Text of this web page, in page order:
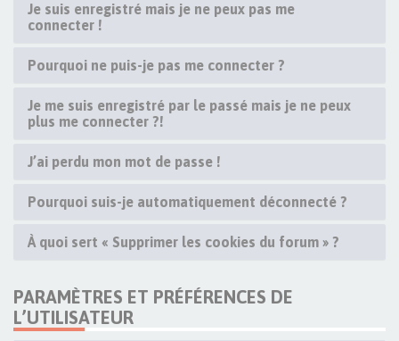
Je suis enregistré mais je ne peux pas me
connecter !
Pourquoi ne puis-je pas me connecter ?
Je me suis enregistré par le passé mais je ne peux
plus me connecter ?!
J’ai perdu mon mot de passe !
Pourquoi suis-je automatiquement déconnecté ?
À quoi sert « Supprimer les cookies du forum » ?
PARAMÈTRES ET PRÉFÉRENCES DE
L’UTILISATEUR